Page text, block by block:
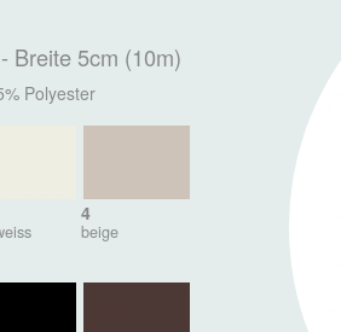
Breite 5cm (10m)
Polyester
4
beige